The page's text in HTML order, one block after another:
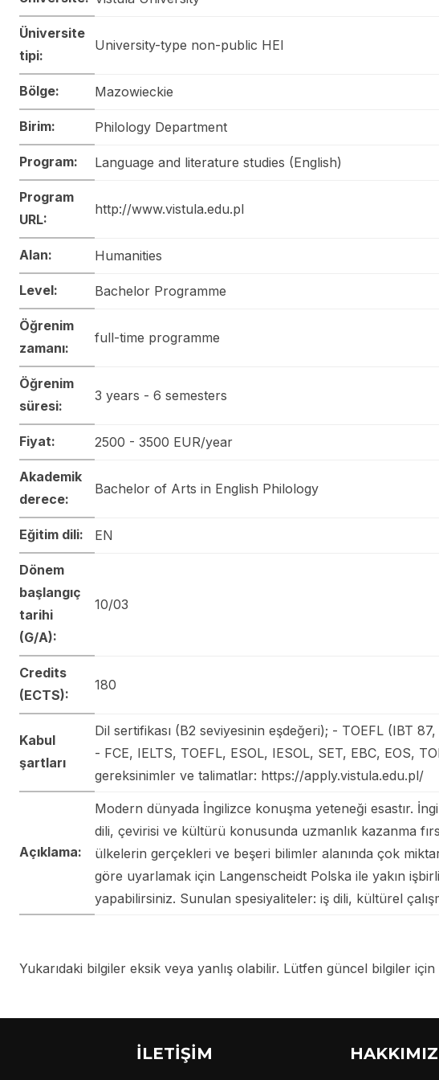
Üniversite
tipi:
University-type non-public HEI
Bölge: Mazowieckie
Birim: Philology Department
Program: Language and literature studies (English)
Program
URL:
http://www.vistula.edu.pl
Alan: Humanities
Level: Bachelor Programme
Öğrenim
zamanı:
full-time programme
Öğrenim
süresi:
3 years - 6 semesters
Fiyat: 2500 - 3500 EUR/year
Akademik
derece:
Bachelor of Arts in English Philology
Eğitim dili: EN
Dönem
başlangıç
tarihi
(G/A):
10/03
Credits
(ECTS):
180
Kabul
şartları
Dil sertifikası (B2 seviyesinin eşdeğeri); - TOEFL (IBT
- FCE, IELTS, TOEFL, ESOL, IESOL, SET, EBC, EOS,
gereksinimler ve talimatlar: https://apply.vistula.edu.pl/
Açıklama:
Modern dünyada İngilizce konuşma yeteneği esastır.
dili, çevirisi ve kültürü konusunda uzmanlık kazanma
ülkelerin gerçekleri ve beşeri bilimler alanında çok
göre uyarlamak için Langenscheidt Polska ile yakın
yapabilirsiniz. Sunulan spesiyaliteler: iş dili, kültürel
Yukarıdaki bilgiler eksik veya yanlış olabilir. Lütfen güncel bilgiler
İLETİŞİM